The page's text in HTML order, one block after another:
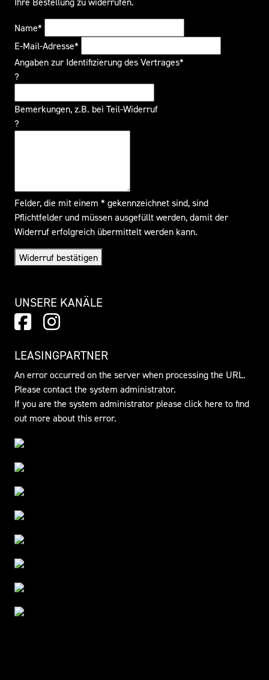
Name*
E-Mail-Adresse*
Angaben zur Identifizierung des Vertrages*
?
Bemerkungen, z.B. bei Teil-Widerruf
?
Felder, die mit einem * gekennzeichnet sind, sind
Pflichtfelder und müssen ausgefüllt werden, damit der
Widerruf erfolgreich übermittelt werden kann.
Widerruf bestätigen
UNSERE KANÄLE
LEASINGPARTNER
An error occurred on the server when processing the URL.
Please contact the system administrator.
If you are the system administrator please click here to find
out more about this error.